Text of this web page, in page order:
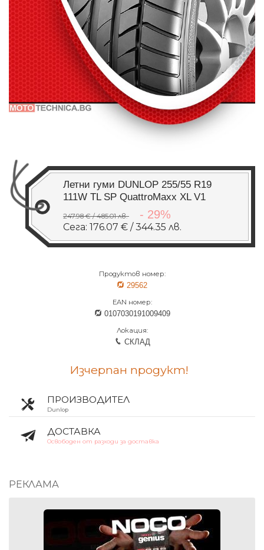
Летни гуми DUNLOP 255/55 R19
111W TL SP QuattroMaxx XL V1
247.98 € / 485.01 лв. - 29%
Сега: 176.07 € / 344.35 лв.
Продуктов номер:
29562
EAN номер:
0107030191009409
Локация:
СКЛАД
Изчерпан продукт!
ПРОИЗВОДИТЕЛ
Dunlop
ДОСТАВКА
Освободен от разходи за доставка
РЕКЛАМА